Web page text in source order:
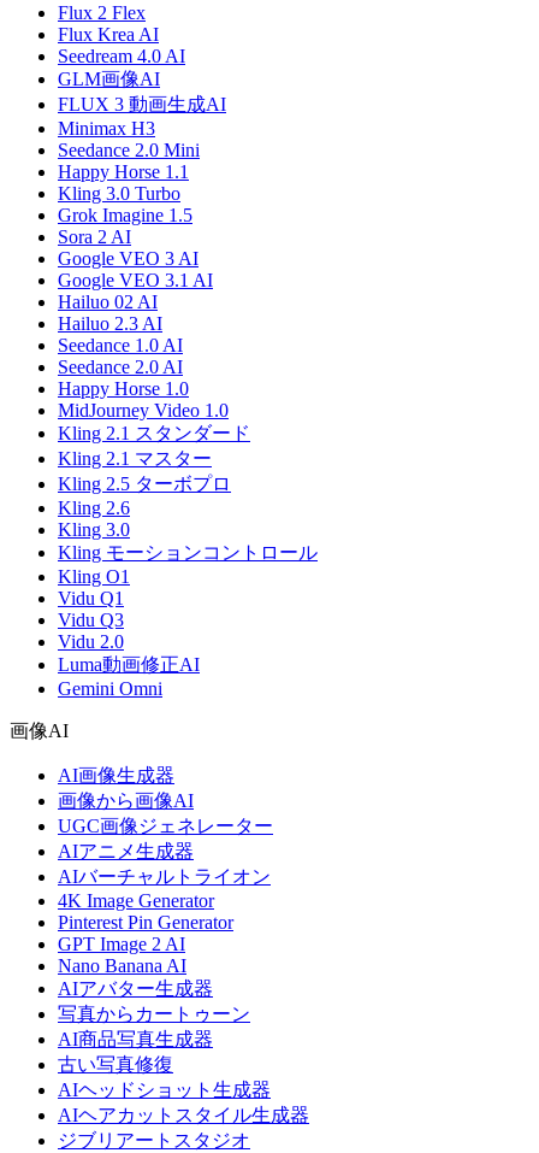
Flux 2 Flex
Flux Krea AI
Seedream 4.0 AI
GLM画像AI
FLUX 3 動画生成AI
Minimax H3
Seedance 2.0 Mini
Happy Horse 1.1
Kling 3.0 Turbo
Grok Imagine 1.5
Sora 2 AI
Google VEO 3 AI
Google VEO 3.1 AI
Hailuo 02 AI
Hailuo 2.3 AI
Seedance 1.0 AI
Seedance 2.0 AI
Happy Horse 1.0
MidJourney Video 1.0
Kling 2.1 スタンダード
Kling 2.1 マスター
Kling 2.5 ターボプロ
Kling 2.6
Kling 3.0
Kling モーションコントロール
Kling O1
Vidu Q1
Vidu Q3
Vidu 2.0
Luma動画修正AI
Gemini Omni
画像AI
AI画像生成器
画像から画像AI
UGC画像ジェネレーター
AIアニメ生成器
AIバーチャルトライオン
4K Image Generator
Pinterest Pin Generator
GPT Image 2 AI
Nano Banana AI
AIアバター生成器
写真からカートゥーン
AI商品写真生成器
古い写真修復
AIヘッドショット生成器
AIヘアカットスタイル生成器
ジブリアートスタジオ